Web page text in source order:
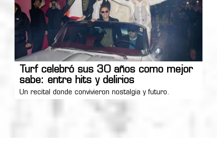
Turf celebró sus 30 años como mejor
sabe: entre hits y delirios
Un recital donde convivieron nostalgia y futuro.